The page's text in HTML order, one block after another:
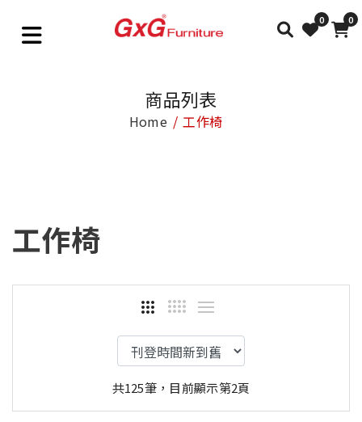
0 0
商品列表
Home 工作椅
工作椅
共125筆，目前顯示第2頁